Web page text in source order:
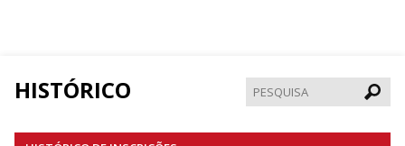
HISTÓRICO